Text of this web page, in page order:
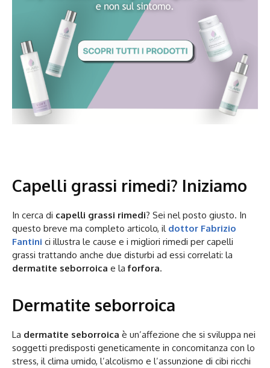
Capelli grassi rimedi? Iniziamo
In cerca di capelli grassi rimedi? Sei nel posto giusto. In
questo breve ma completo articolo, il dottor Fabrizio
Fantini ci illustra le cause e i migliori rimedi per capelli
grassi trattando anche due disturbi ad essi correlati: la
dermatite seborroica e la forfora.
Dermatite seborroica
La dermatite seborroica è un’affezione che si sviluppa nei
soggetti predisposti geneticamente in concomitanza con lo
stress, il clima umido, l’alcolismo e l’assunzione di cibi ricchi